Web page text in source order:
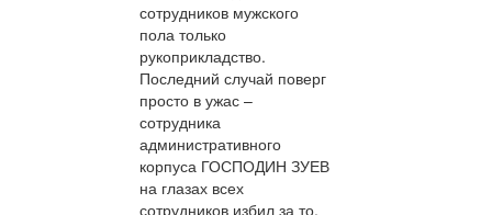
сотрудников мужского
пола только
рукоприкладство.
Последний случай поверг
просто в ужас –
сотрудника
административного
корпуса ГОСПОДИН ЗУЕВ
на глазах всех
сотрудников избил за то,